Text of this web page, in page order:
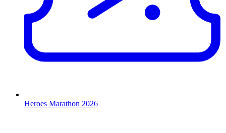
Heroes Marathon 2026